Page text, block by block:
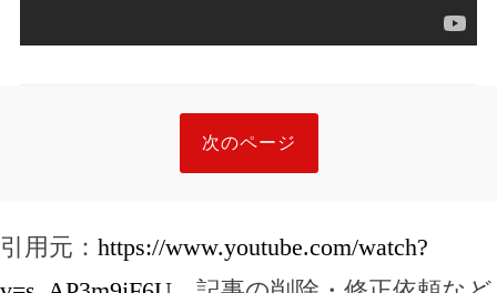
次のページ
引用元： https://www.youtube.com/watch?